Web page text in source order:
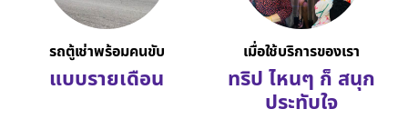
รถตู้เช่าพร้อมคนขับ
แบบรายเดือน
เมื่อใช้บริการของเรา
ทริป ไหนๆ ก็ สนุก
ประทับใจ